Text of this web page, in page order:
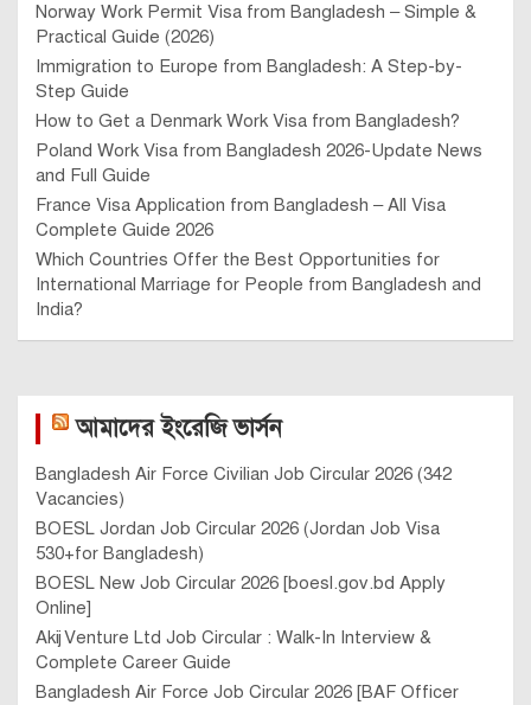
Norway Work Permit Visa from Bangladesh – Simple &
Practical Guide (2026)
Immigration to Europe from Bangladesh: A Step-by-
Step Guide
How to Get a Denmark Work Visa from Bangladesh?
Poland Work Visa from Bangladesh 2026-Update News
and Full Guide
France Visa Application from Bangladesh – All Visa
Complete Guide 2026
Which Countries Offer the Best Opportunities for
International Marriage for People from Bangladesh and
India?
আমাদের ইংরেজি ভার্সন
Bangladesh Air Force Civilian Job Circular 2026 (342
Vacancies)
BOESL Jordan Job Circular 2026 (Jordan Job Visa
530+for Bangladesh)
BOESL New Job Circular 2026 [boesl.gov.bd Apply
Online]
Akij Venture Ltd Job Circular : Walk-In Interview &
Complete Career Guide
Bangladesh Air Force Job Circular 2026 [BAF Officer